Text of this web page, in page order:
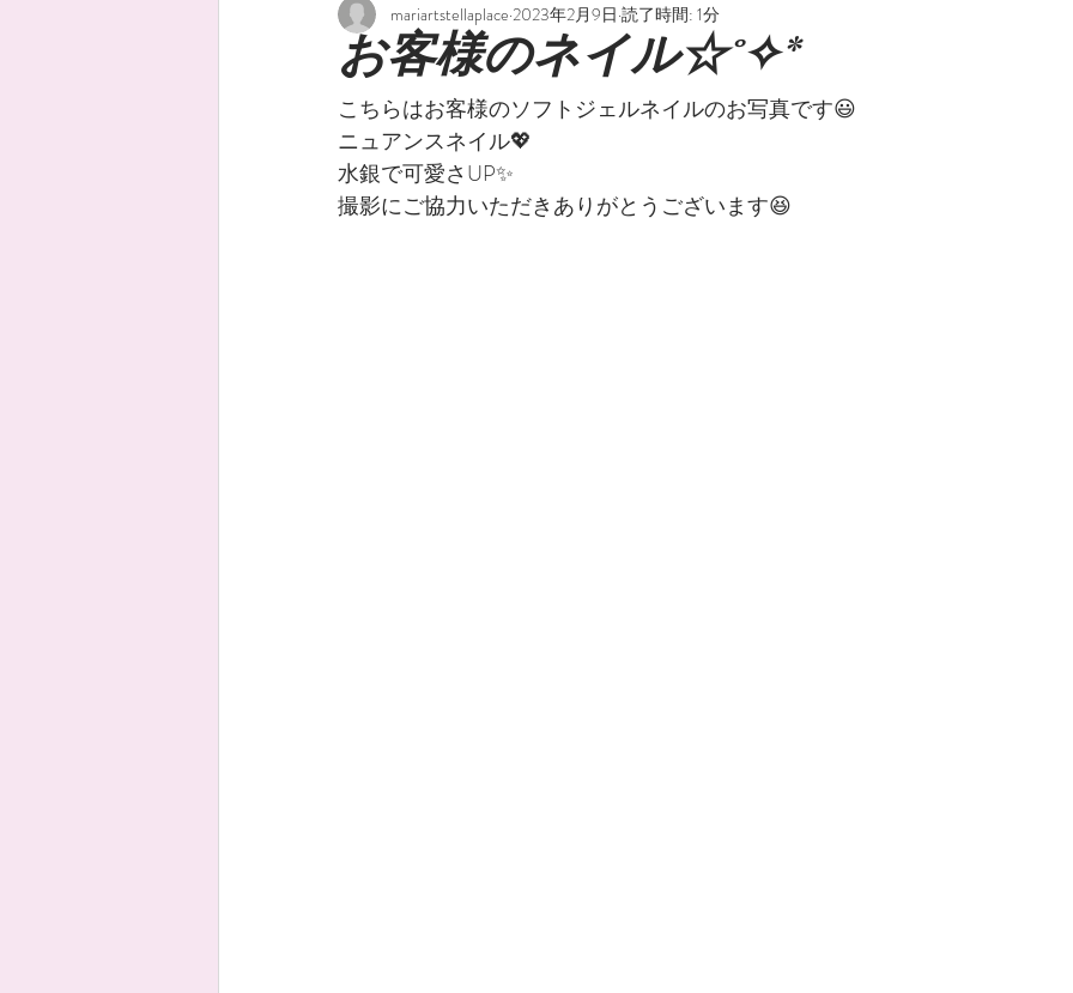
ネイルサロン ステラ 札幌駅 春ネイル
ジェルネイルデザイン ジェルネイル ストロングネイル
ネイルオイル 手荒れ 乾燥対策 フットネイル
お客様のネイル☆˚✧*
mariartstellaplace 2023年2月9日 読了時間: 1分
こちらはお客様のソフトジェルネイルのお写真です😃
ニュアンスネイル💖
水銀で可愛さUP✨
撮影にご協力いただきありがとうございます😆